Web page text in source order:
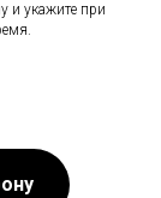
и укажите при